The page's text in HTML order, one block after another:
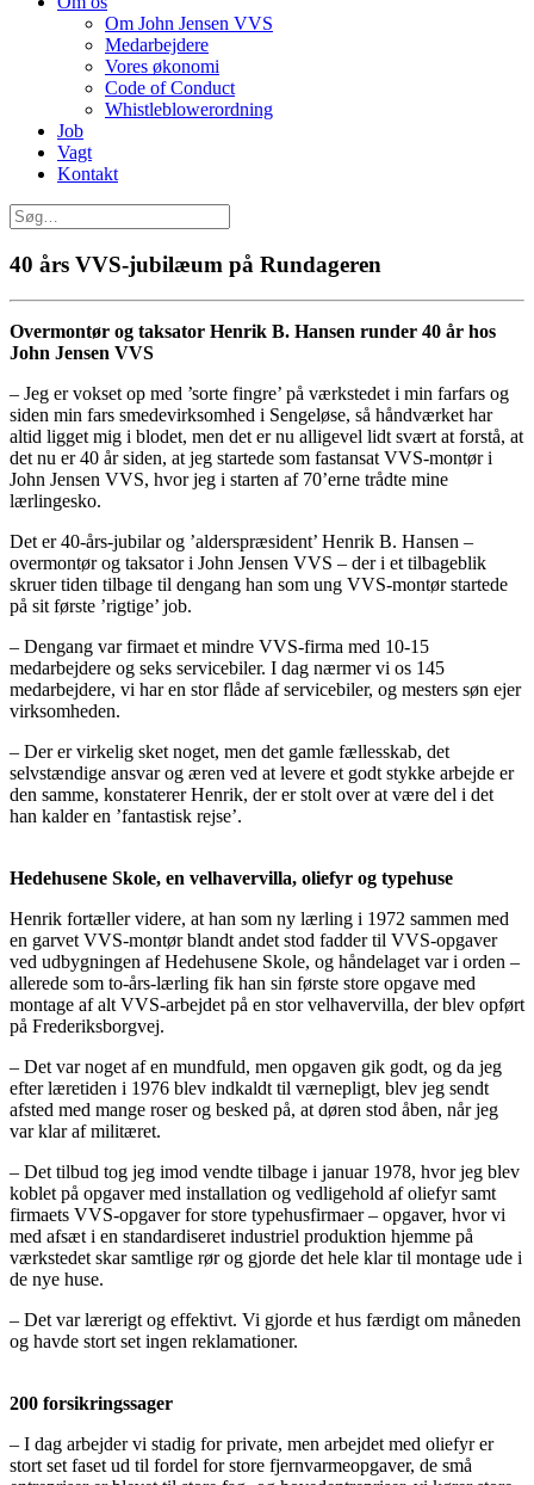
Om John Jensen VVS
Medarbejdere
Vores økonomi
Code of Conduct
Whistleblowerordning
Job
Vagt
Kontakt
40 års VVS-jubilæum på Rundageren
Overmontør og taksator Henrik B. Hansen runder 40 år hos
John Jensen VVS
– Jeg er vokset op med ’sorte fingre’ på værkstedet i min farfars og
siden min fars smedevirksomhed i Sengeløse, så håndværket har
altid ligget mig i blodet, men det er nu alligevel lidt svært at forstå, at
det nu er 40 år siden, at jeg startede som fastansat VVS-montør i
John Jensen VVS, hvor jeg i starten af 70’erne trådte mine
lærlingesko.
Det er 40-års-jubilar og ’alderspræsident’ Henrik B. Hansen –
overmontør og taksator i John Jensen VVS – der i et tilbageblik
skruer tiden tilbage til dengang han som ung VVS-montør startede
på sit første ’rigtige’ job.
– Dengang var firmaet et mindre VVS-firma med 10-15
medarbejdere og seks servicebiler. I dag nærmer vi os 145
medarbejdere, vi har en stor flåde af servicebiler, og mesters søn ejer
virksomheden.
– Der er virkelig sket noget, men det gamle fællesskab, det
selvstændige ansvar og æren ved at levere et godt stykke arbejde er
den samme, konstaterer Henrik, der er stolt over at være del i det
han kalder en ’fantastisk rejse’.
Hedehusene Skole, en velhavervilla, oliefyr og typehuse
Henrik fortæller videre, at han som ny lærling i 1972 sammen med
en garvet VVS-montør blandt andet stod fadder til VVS-opgaver
ved udbygningen af Hedehusene Skole, og håndelaget var i orden –
allerede som to-års-lærling fik han sin første store opgave med
montage af alt VVS-arbejdet på en stor velhavervilla, der blev opført
på Frederiksborgvej.
– Det var noget af en mundfuld, men opgaven gik godt, og da jeg
efter læretiden i 1976 blev indkaldt til værnepligt, blev jeg sendt
afsted med mange roser og besked på, at døren stod åben, når jeg
var klar af militæret.
– Det tilbud tog jeg imod vendte tilbage i januar 1978, hvor jeg blev
koblet på opgaver med installation og vedligehold af oliefyr samt
firmaets VVS-opgaver for store typehusfirmaer – opgaver, hvor vi
med afsæt i en standardiseret industriel produktion hjemme på
værkstedet skar samtlige rør og gjorde det hele klar til montage ude i
de nye huse.
– Det var lærerigt og effektivt. Vi gjorde et hus færdigt om måneden
og havde stort set ingen reklamationer.
200 forsikringssager
– I dag arbejder vi stadig for private, men arbejdet med oliefyr er
stort set faset ud til fordel for store fjernvarmeopgaver, de små